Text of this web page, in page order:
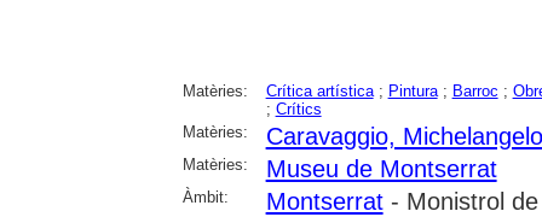
Matèries: Crítica artística; Pintura; Barroc ;
; Crítics
Matèries:
Caravaggio,
Matèries: Museu de Montserrat
Àmbit: Montserrat- Monistrol